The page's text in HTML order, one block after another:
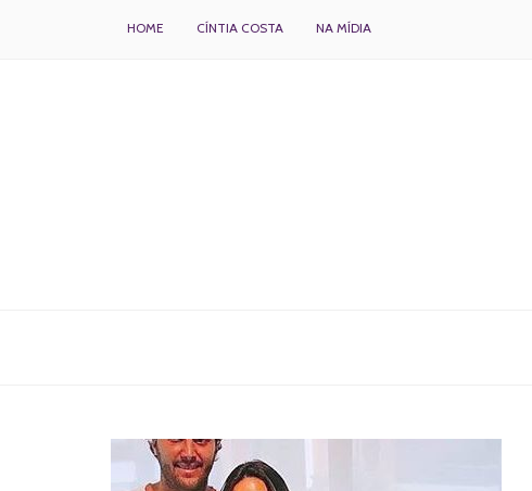
HOME CÍNTIA COSTA NA MÍDIA